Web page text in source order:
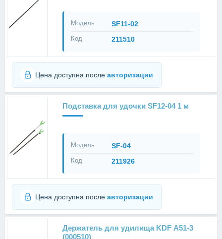
Модель SF11-02
Код 211510
Цена доступна после авторизации
Подставка для удочки SF12-04 1 м
Модель SF-04
Код 211926
Цена доступна после авторизации
Держатель для удилища KDF А51-3
(000510)